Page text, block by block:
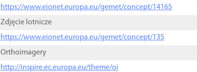
https://www.eionet.europa.eu/gemet/concept/14165
Zdjęcie lotnicze
https://www.eionet.europa.eu/gemet/concept/135
Orthoimagery
http://inspire.ec.europa.eu/theme/oi